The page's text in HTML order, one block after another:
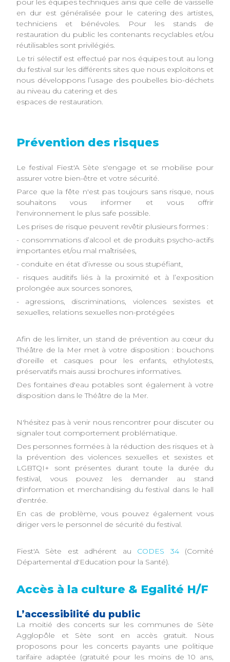
pour les équipes techniques ainsi que celle de vaisselle
en dur est généralisée pour le catering des artistes,
techniciens et bénévoles. Pour les stands de
restauration du public les contenants recyclables et/ou
réutilisables sont privilégiés.
Le tri sélectif est effectué par nos équipes tout au long
du festival sur les différents sites que nous exploitons et
nous développons l’usage des poubelles bio-déchets
au niveau du catering et des
espaces de restauration.
Prévention des risques
Le festival Fiest'A Sète s'engage et se mobilise pour
assurer votre bien-être et votre sécurité.
Parce que la fête n'est pas toujours sans risque, nous
souhaitons vous informer et vous offrir
l'environnement le plus safe possible.
Les prises de risque peuvent revêtir plusieurs formes :
- consommations d’alcool et de produits psycho-actifs
importantes et/ou mal maîtrisées,
- conduite en état d’ivresse ou sous stupéfiant,
- risques auditifs liés à la proximité et à l’exposition
prolongée aux sources sonores,
- agressions, discriminations, violences sexistes et
sexuelles, relations sexuelles non-protégées
Afin de les limiter, un stand de prévention au cœur du
Théâtre de la Mer met à votre disposition : bouchons
d'oreille et casques pour les enfants, ethylotests,
préservatifs mais aussi brochures informatives.
Des fontaines d'eau potables sont également à votre
disposition dans le Théâtre de la Mer.
N'hésitez pas à venir nous rencontrer pour discuter ou
signaler tout comportement problématique.
Des personnes formées à la réduction des risques et à
la prévention des violences sexuelles et sexistes et
LGBTQI+ sont présentes durant toute la durée du
festival, vous pouvez les demander au stand
d'information et merchandising du festival dans le hall
d'entrée.
En cas de problème, vous pouvez également vous
diriger vers le personnel de sécurité du festival.
Fiest'A Sète est adhérent au CODES 34(Comité
Départemental d'Education pour la Santé).
Accès à la culture & Egalité H/F
L’accessibilité du public
La moitié des concerts sur les communes de Sète
Agglopôle et Sète sont en accès gratuit. Nous
proposons pour les concerts payants une politique
tarifaire adaptée (gratuité pour les moins de 10 ans,